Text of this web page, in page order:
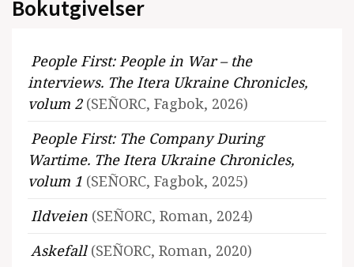
Bokutgivelser
People First: People in War – the
interviews. The Itera Ukraine Chronicles,
volum 2 (SEÑORC, Fagbok, 2026)
People First: The Company During
Wartime. The Itera Ukraine Chronicles,
volum 1 (SEÑORC, Fagbok, 2025)
Ildveien (SEÑORC, Roman, 2024)
Askefall (SEÑORC, Roman, 2020)